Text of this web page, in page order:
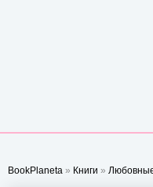
BookPlaneta » Книги »